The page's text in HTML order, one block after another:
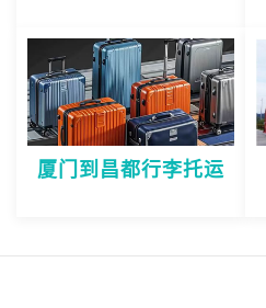
厦门到昌都行李托运